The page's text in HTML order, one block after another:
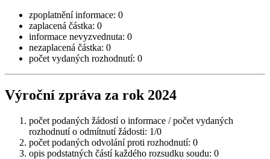
zpoplatnění informace: 0
zaplacená částka: 0
informace nevyzvednuta: 0
nezaplacená částka: 0
počet vydaných rozhodnutí: 0
Výroční zpráva za rok 2024
počet podaných žádostí o informace / počet vydaných
rozhodnutí o odmítnutí žádosti: 1/0
počet podaných odvolání proti rozhodnutí: 0
opis podstatných částí každého rozsudku soudu: 0